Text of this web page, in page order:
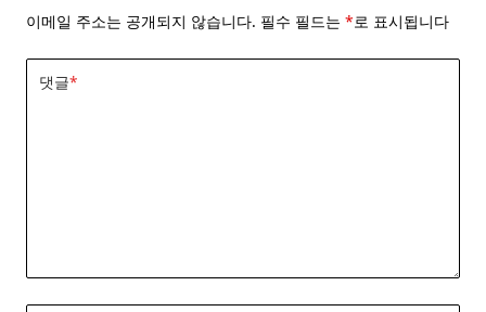
이메일 주소는 공개되지 않습니다. 필수 필드는 *로 표시됩니다
댓글*